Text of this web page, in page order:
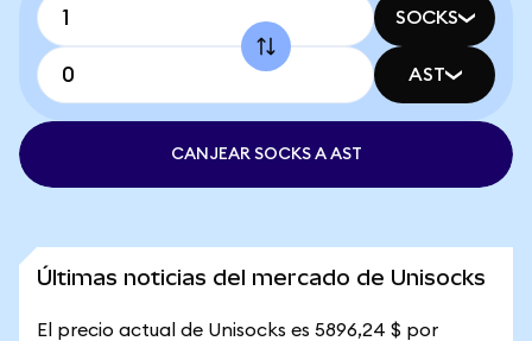
SOCKS
AST
CANJEAR SOCKS A AST
Últimas noticias del mercado de Unisocks
El precio actual de Unisocks es 5896,24 $ por